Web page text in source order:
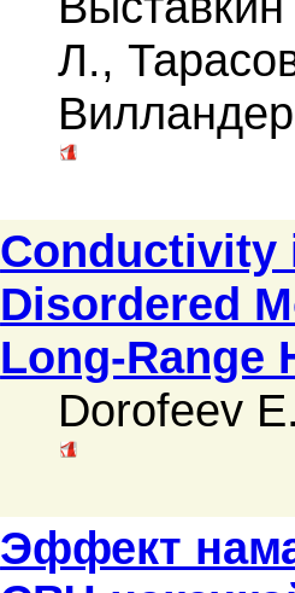
Л.,
Conductivity
Disordered
Long-Range
Dorofeev
Эффект